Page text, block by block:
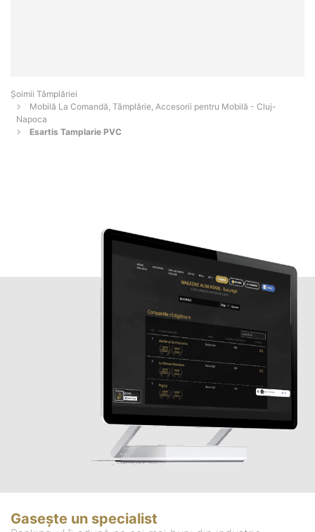
Șoimii Tâmplăriei
Mobilă La Comandă, Tâmplărie, Accesorii pentru Mobilă - Cluj-
Napoca
Esartis Tamplarie PVC
Gasește un specialist